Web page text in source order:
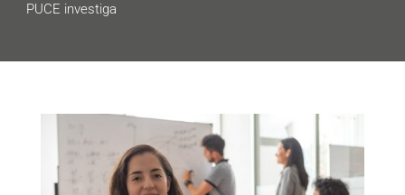
PUCE investiga